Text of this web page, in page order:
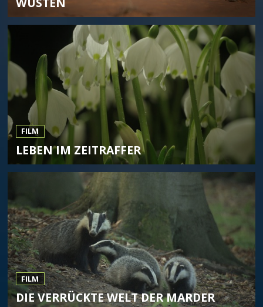
FILM
LEBEN IM ZEITRAFFER
FILM
DIE VERRÜCKTE WELT DER MARDER